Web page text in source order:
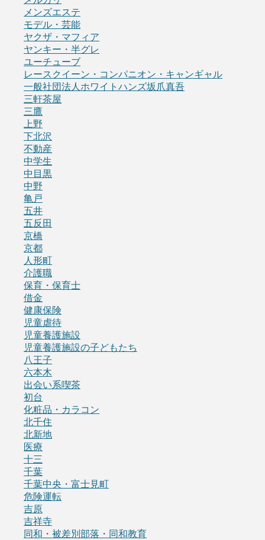
メンズエステ
モデル・芸能
ヤクザ・マフィア
ヤンキー・半グレ
ユーチューブ
レースクイーン・コンパニオン・キャンギャル
一般社団法人ホワイトハンズ坂爪真吾
三軒茶屋
三鷹
上野
下北沢
不動産
中学生
中目黒
中野
亀戸
五井
五反田
京橋
京都
人形町
介護職
保育・保育士
借金
健康保険
児童虐待
児童養護施設
児童養護施設の子どもたち
八王子
六本木
出会い系喫茶
初台
化粧品・カラコン
北千住
北新地
医療
十三
千葉
千葉中央・富士見町
危険運転
吉原
吉祥寺
同和・被差別部落・同和教育